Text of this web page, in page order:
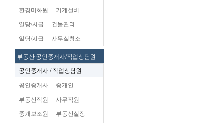
환경미화원 기계설비
일당/시급 건물관리
일당/시급 사무실청소
부동산 공인중개사/직업상담원
공인중개사 / 직업상담원
공인중개사 중개인
부동산직원 사무직원
중개보조원 부동산실장